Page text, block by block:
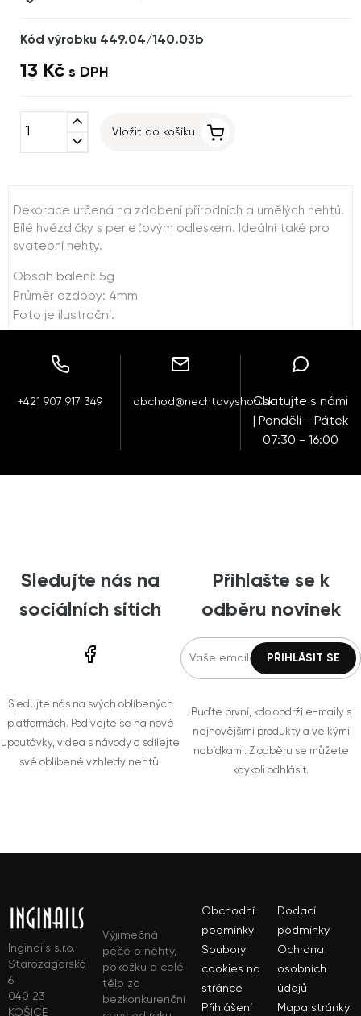
Kód výrobku 449.04/140.03b
13 Kč s DPH
expand_less
expand_more
Vložit do košíku
Dekorace určená na zdobení přírodních a umělých nehtů.
Bílé hvězdičky s perleťovým odleskem. Ideální také pro
svatební nehty.
Obsah balení: 5g
Průměr ozdoby: 4mm
Foto je ilustrační.
+421 907 917 349 obchod@nechtovyshop.skChatujte s námi
| Pondělí - Pátek
07:30 - 16:00
Sledujte nás na
sociálních sítích
Sledujte nás na svých oblíbených
platformách. Podívejte se na nové
upoutávky, videa s návody a sdílejte
své oblíbené vzhledy nehtů.
Přihlašte se k
odběru novinek
Buďte první, kdo obdrží e-maily s
nejnovějšími produkty a velkými
nabídkami. Z odběru se můžete
kdykoli odhlásit.
Inginails s.r.o.
Starozagorská
6
040 23
KOŠICE
Výjimečná
péče o nehty,
pokožku a celé
tělo za
bezkonkurenční
Obchodní
podmínky
Dodací
podmínky
Soubory
cookies na
stránce
Ochrana
osobních
údajů
Přihlášení
Mapa stránky